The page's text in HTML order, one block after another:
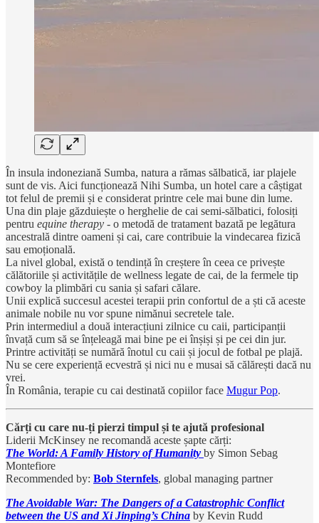
În insula indoneziană Sumba, natura a rămas sălbatică, iar plajele
sunt de vis. Aici funcționează Nihi Sumba, un hotel care a câștigat
tot felul de premii și e considerat printre cele mai bune din lume.
Una din plaje găzduiește o herghelie de cai semi-sălbatici, folosiți
pentru equine therapy - o metodă de tratament bazată pe legătura
ancestrală dintre oameni și cai, care contribuie la vindecarea fizică
sau emoțională.
La nivel global, există o tendință în creștere în ceea ce privește
călătoriile și activitățile de wellness legate de cai, de la fermele tip
cowboy la plimbări cu sania și safari călare.
Unii explică succesul acestei terapii prin confortul de a ști că aceste
animale nobile nu vor spune nimănui secretele tale.
Prin intermediul a două interacțiuni zilnice cu caii, participanții
învață cum să se înțeleagă mai bine pe ei înșiși și pe cei din jur.
Printre activități se numără înotul cu caii și jocul de fotbal pe plajă.
Nu se cere experiență ecvestră și nici nu e musai să călărești dacă nu
vrei.
În România, terapie cu cai destinată copiilor face Mugur Pop.
Cărți cu care nu-ți pierzi timpul și te ajută profesional
Liderii McKinsey ne recomandă aceste șapte cărți:
The World: A Family History of Humanity by Simon Sebag
Montefiore
Recommended by: Bob Sternfels, global managing partner
The Avoidable War: The Dangers of a Catastrophic Conflict
between the US and Xi Jinping’s China by Kevin Rudd